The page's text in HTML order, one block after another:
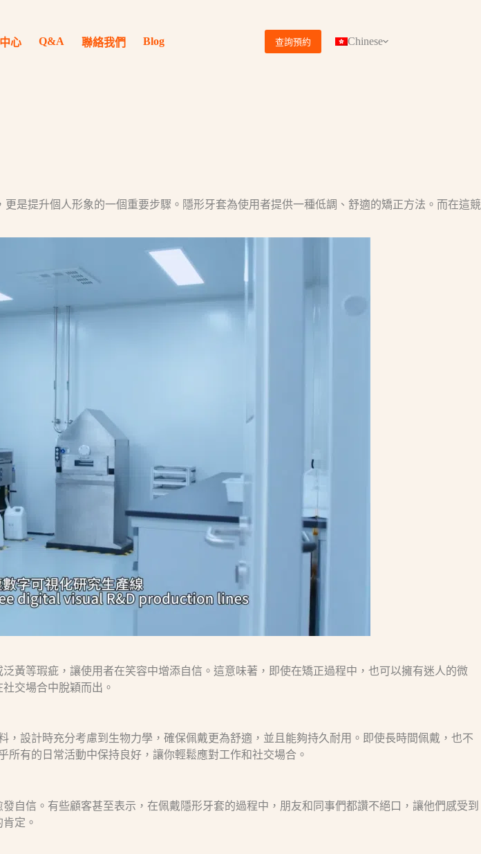
心 Q&A 聯絡我們 Blog 查詢預約 Chinese
是提升個人形象的一個重要步驟。隱形牙套為使用者提供一種低調、舒適的矯正方法。而在這競
黃等瑕疵，讓使用者在笑容中增添自信。這意味著，即使在矯正過程中，也可以擁有迷人的微
交場合中脫穎而出。
設計時充分考慮到生物力學，確保佩戴更為舒適，並且能夠持久耐用。即使長時間佩戴，也不
有的日常活動中保持良好，讓你輕鬆應對工作和社交場合。
自信。有些顧客甚至表示，在佩戴隱形牙套的過程中，朋友和同事們都讚不絕口，讓他們感受到
定。